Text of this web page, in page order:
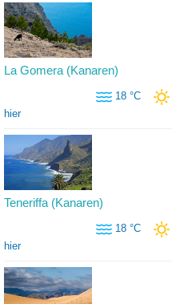
La Gomera (Kanaren)
18 °C
hier
Teneriffa (Kanaren)
18 °C
hier